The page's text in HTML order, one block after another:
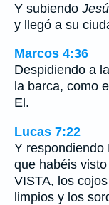
Y subiendo
y llegó a su
Marcos 4:36
Despidiendo a
la barca, como
El.
Lucas 7:22
Y respondiendo
que habéis
VISTA, los
limpios y los